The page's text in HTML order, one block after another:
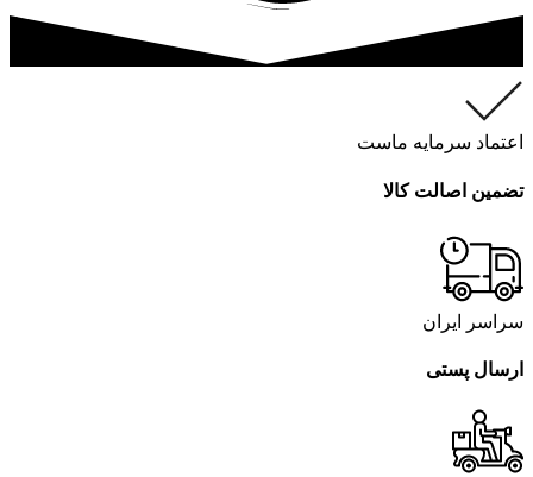
اعتماد سرمایه ماست
تضمین اصالت کالا
سراسر ایران
ارسال پستی